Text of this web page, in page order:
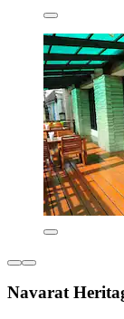
Navarat